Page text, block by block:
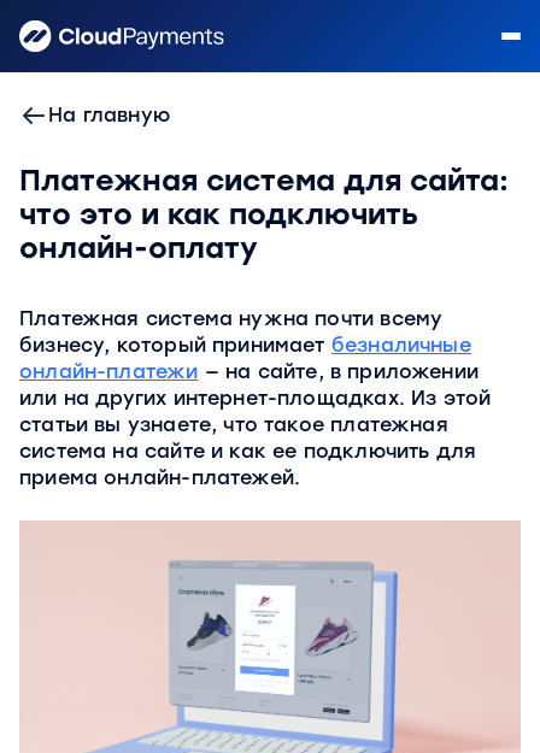
На главную
Платежная система для сайта:
что это и как подключить
онлайн-оплату
Платежная система нужна почти всему
бизнесу, который принимает безналичные
онлайн-платежи — на сайте, в приложении
или на других интернет-площадках. Из этой
статьи вы узнаете, что такое платежная
система на сайте и как ее подключить для
приема онлайн-платежей.